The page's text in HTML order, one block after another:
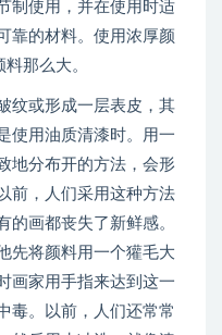
制使用，并在使用时适
靠的材料。使用浓厚颜
那么大。
纹或形成一层表皮，其
使用油质清漆时。用一
地分布开的方法，会形
前，人们采用这种方法
的画都丧失了新鲜感。
先将颜料用一个獾毛大
画家用手指来达到这一
毒。以前，人们还常常